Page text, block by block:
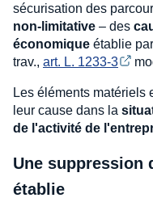
sécurisation des
non-limitative – des
économique établie
trav., art. L. 1233-3
Les éléments matériels
leur cause dans la
de l'activité de
Une suppression
établie